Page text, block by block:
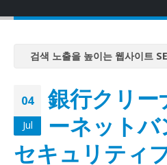
검색 노출을 높이는 웹사이트
검색 노출을 높이는 웹사이트
검색 노출을 높이는 웹사이트
다
04
Jul
銀行クリー
ーネット
セキュリティ